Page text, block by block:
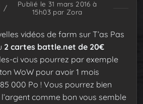
/
Publié le 31 mars 2016 à
15h03par Zora
vidéos de farm sur T’as Pas
2 cartes battle.net de 20€
ci vous pourrez par exemple
WoW pour avoir 1 mois
000 Po ! Vous pourrez bien
comme bon vous semble